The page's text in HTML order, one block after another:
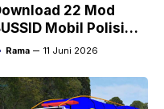
22 Mod
Mobil Polisi
Anim Terbaru
Rama 11 Juni 2026